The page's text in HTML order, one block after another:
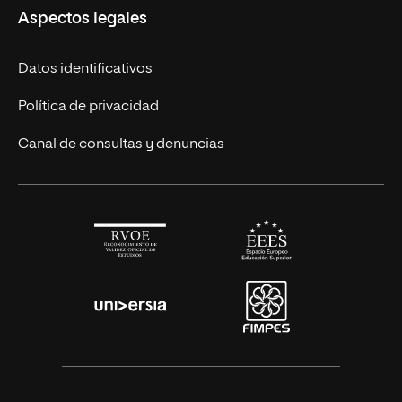
Cursos Europeos
Títulos Americanos
Alianza Newman
Nuestros alumnos
Únete a nosotros
Actualidad
Solicita información
Aspectos legales
Datos identificativos
Política de privacidad
Canal de consultas y denuncias